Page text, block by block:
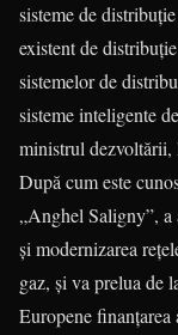
sisteme de
existent de
sistemelor de
sisteme inteligente
ministrul
După cum este
„Anghel Saligny”, a
și modernizarea
gaz, și va prelua de
Europene